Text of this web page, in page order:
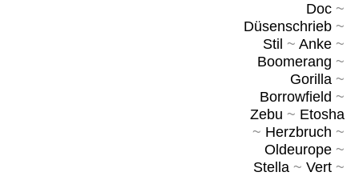
Doc~
Düsenschrieb~
Stil ~ Anke~
Boomerang ~
Gorilla~
Borrowfield ~
Zebu ~ Etosha
~ Herzbruch ~
Oldeurope~
Stella~ Vert~